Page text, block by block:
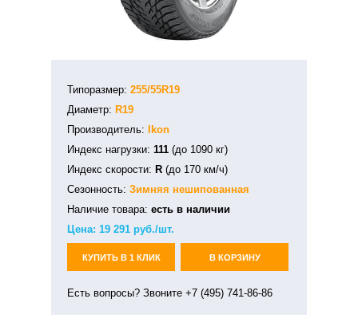
Типоразмер: 255/55R19
Диаметр: R19
Производитель:
Ikon
Индекс нагрузки: 111 (до 1090 кг)
Индекс скорости: R (до 170 км/ч)
Сезонность: Зимняя нешипованная
Наличие товара: есть в наличии
Цена: 19 291 руб./шт.
КУПИТЬ В 1 КЛИК В КОРЗИНУ
Есть вопросы? Звоните +7 (495) 741-86-86